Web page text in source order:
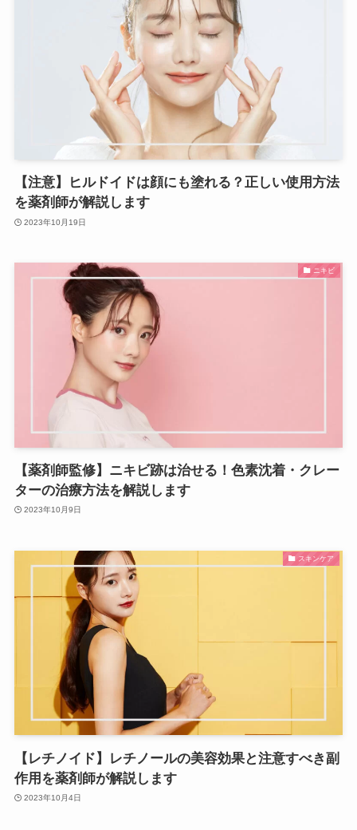
【注意】ヒルドイドは顔にも塗れる？正しい使用方法
を薬剤師が解説します
2023年10月19日
ニキビ
【薬剤師監修】ニキビ跡は治せる！色素沈着・クレー
ターの治療方法を解説します
2023年10月9日
スキンケア
【レチノイド】レチノールの美容効果と注意すべき副
作用を薬剤師が解説します
2023年10月4日